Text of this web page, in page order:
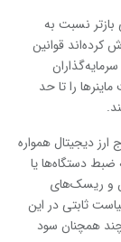
بازتر نسبت به
کرده‌اند قوانین
را تا حد
ارز دیجیتال همواره
دستگاه‌ها یا
و ریسک‌های
ثابتی در این
همچنان سود